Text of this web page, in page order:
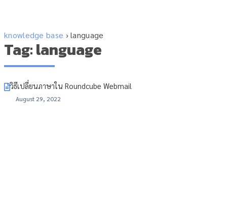
knowledge base ›language
Tag: language
วิธีเปลี่ยนภาษาใน Roundcube Webmail
August 29, 2022